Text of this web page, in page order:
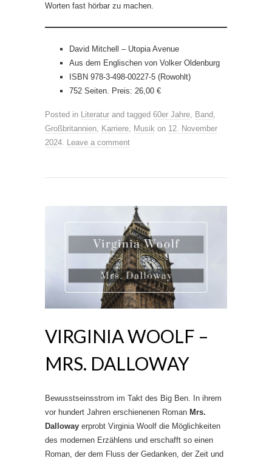
Worten fast hörbar zu machen.
David Mitchell – Utopia Avenue
Aus dem Englischen von Volker Oldenburg
ISBN 978-3-498-00227-5 (Rowohlt)
752 Seiten. Preis: 26,00 €
Posted in Literatur and tagged 60er Jahre Band
Großbritannien Karriere Musik on 12. November
2024 Leave a comment
VIRGINIA WOOLF –
MRS. DALLOWAY
Bewusstseinsstrom im Takt des Big Ben. In ihrem
vor hundert Jahren erschienenen Roman Mrs.
Dalloway erprobt Virginia Woolf die Möglichkeiten
des modernen Erzählens und erschafft so einen
Roman, der dem Fluss der Gedanken, der Zeit und